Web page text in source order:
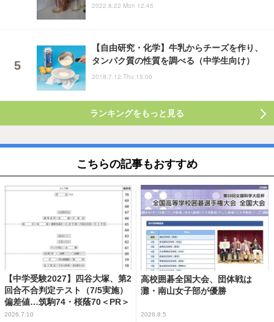
2022.8.22 Mon 12:45
【自由研究・化学】牛乳からチーズを作り、
タンパク質の性質を調べる（中学生向け）
2018.7.12 Thu 15:00
ランキングをもっと見る
こちらの記事もおすすめ
【中学受験2027】四谷大塚、第2
回合不合判定テスト（7/5実施）
偏差値…筑駒74・桜蔭70＜PR＞
2026.7.10
高校囲碁全国大会、団体戦は
灘・南山女子部が優勝
2026.8.5